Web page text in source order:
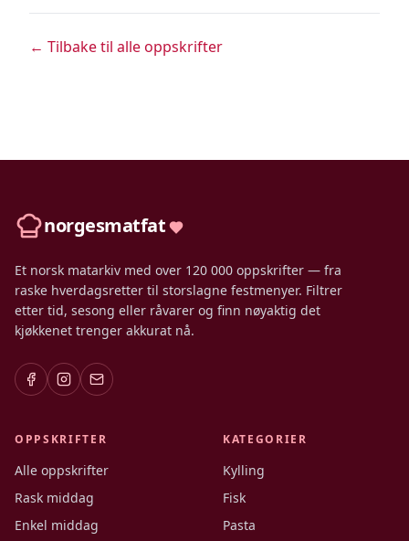
← Tilbake til alle oppskrifter
norgesmatfat
Et norsk matarkiv med over 120 000 oppskrifter — fra
raske hverdagsretter til storslagne festmenyer. Filtrer
etter tid, sesong eller råvarer og finn nøyaktig det
kjøkkenet trenger akkurat nå.
OPPSKRIFTER
Alle oppskrifter
Rask middag
Enkel middag
KATEGORIER
Kylling
Fisk
Pasta